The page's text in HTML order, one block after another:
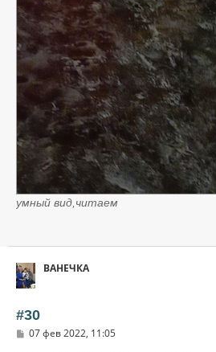
умный вид,читаем
ВАНЕЧКА
#30
С07 фев 2022, 11:05